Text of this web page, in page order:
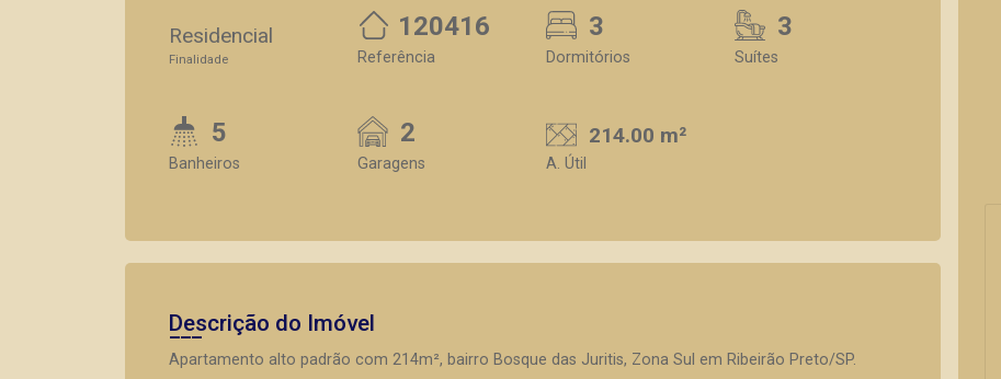
Residencial
Finalidade
120416
Referência
3
Dormitórios
3
Suítes
5
Banheiros
2
Garagens
214.00 m²
A. Útil
Descrição do Imóvel
Apartamento alto padrão com 214m², bairro Bosque das Juritis, Zona Sul em Ribeirão Preto/SP.